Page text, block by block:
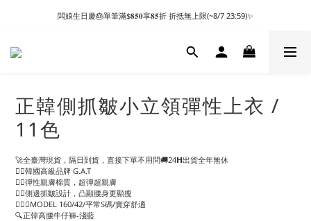
闆娘生日慶🎂單筆滿$𝟖𝟓𝟎享𝟖𝟓折 折抵無上限(~8/7 23:59)✨
正韓側抓皺小立領彈性上衣 /
11色
🚀全臺灣現貨，隔日到貨，直接下單不用問🚚24𝗛出貨全年無休
👉🏻韓國高級品牌 G.A.T
👉🏻彈性親膚棉質，超彈超親膚
👉🏻側邊抓皺設計，凸顯腰身更顯瘦
🙋🏻‍♀️MODEL 160/42/平常S碼/實穿舒適
🔍正韓高腰牛仔褲-淺藍